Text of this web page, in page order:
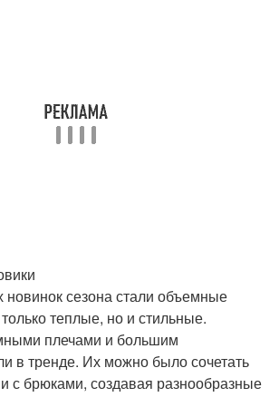
новинок сезона стали объемные
теплые, но и стильные.
плечами и большим
в тренде. Их можно было сочетать
с брюками, создавая разнообразные